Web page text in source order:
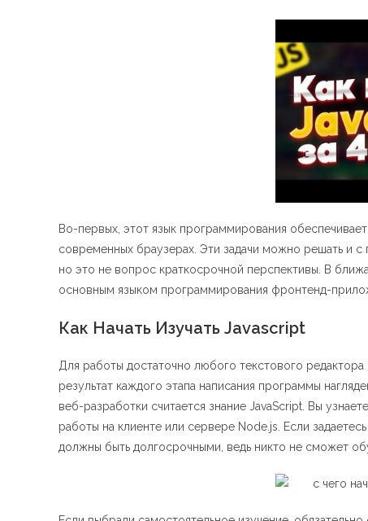
Во-первых, этот язык программирования
современных браузерах. Эти задачи можно решать и
но это не вопрос краткосрочной перспективы. В
основным языком программирования фронтенд-
Как Начать Изучать Javascript
Для работы достаточно любого текстового
результат каждого этапа написания программы
веб-разработки считается знание JavaScript. Вы
работы на клиенте или сервере Node.js. Если
должны быть долгосрочными, ведь никто не сможет